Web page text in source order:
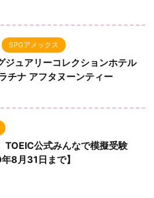
SPGアメックス
ジュアリーコレクションホテル
チナ アフタヌーンティー
TOEIC公式みんなで模擬受験
8月31日まで】